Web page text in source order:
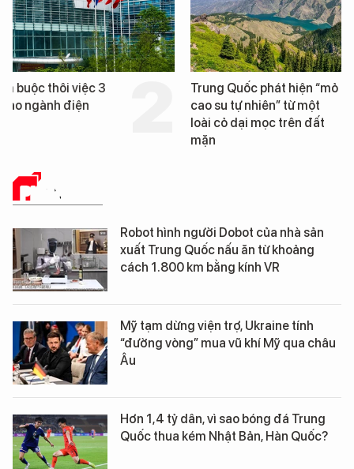
Trung Quốc phát hiện “mỏ
cao su tự nhiên” từ một
Loạt dự án bất động
Đà Nẵng sắp bị kiểm
PHÂN TÍCH
Robot hình người Dobot của nhà sản
xuất Trung Quốc nấu ăn từ khoảng
cách 1.800 km bằng kính VR
Mỹ tạm dừng viện trợ, Ukraine tính
“đường vòng” mua vũ khí Mỹ qua châu
Âu
Hơn 1,4 tỷ dân, vì sao bóng đá Trung
Quốc thua kém Nhật Bản, Hàn Quốc?